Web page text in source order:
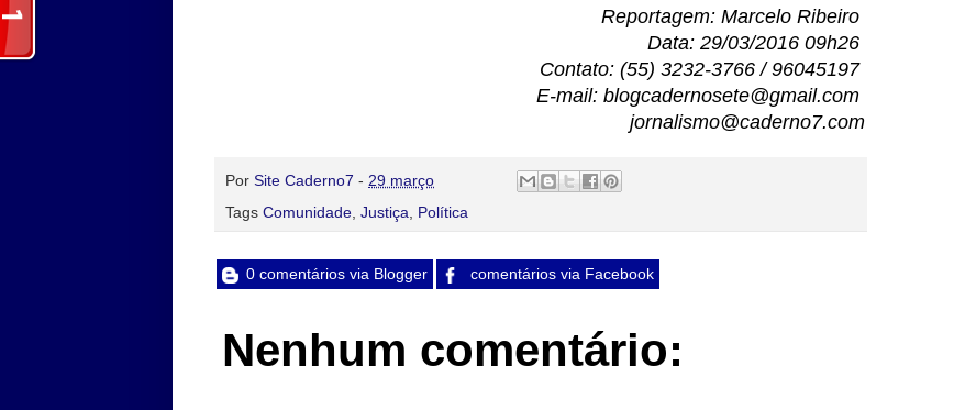
Reportagem: Marcelo Ribeiro
Data: 29/03/2016 09h26
Contato: (55) 3232-3766 / 96045197
E-mail: blogcadernosete@gmail.com
jornalismo@caderno7.com
Por Site Caderno7 - 29 março
Tags Comunidade, Justiça, Política
0 comentários via Blogger comentários via Facebook
Nenhum comentário: